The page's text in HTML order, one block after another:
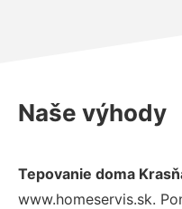
Naše výhody
Tepovanie doma
www.homeservis.sk.